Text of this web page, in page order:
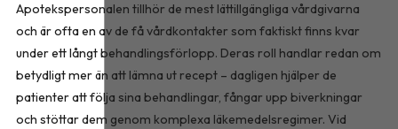
Apotekspersonalen tillhör de mest lättillgängliga vårdgivarna
och är ofta en av de få vårdkontakter som faktiskt finns kvar
under ett långt behandlingsförlopp. Deras roll handlar redan om
betydligt mer än att lämna ut recept – dagligen hjälper de
patienter att följa sina behandlingar, fångar upp biverkningar
och stöttar dem genom komplexa läkemedelsregimer. Vid